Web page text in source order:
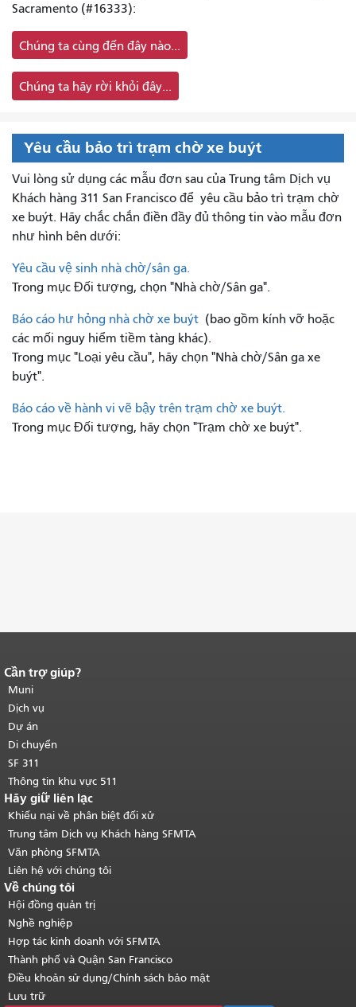
Sacramento (#16333):
Chúng ta cùng đến đây nào...
Chúng ta hãy rời khỏi đây...
Yêu cầu bảo trì trạm chờ xe buýt
Vui lòng sử dụng các mẫu đơn sau của Trung tâm Dịch vụ
Khách hàng 311 San Francisco để yêu cầu bảo trì trạm chờ
xe buýt. Hãy chắc chắn điền đầy đủ thông tin vào mẫu đơn
như hình bên dưới:
Yêu cầu vệ sinh nhà chờ/sân ga.
Trong mục Đối tượng, chọn "Nhà chờ/Sân ga".
Báo cáo hư hỏng nhà chờ xe buýt (bao gồm kính vỡ hoặc
các mối nguy hiểm tiềm tàng khác).
Trong mục "Loại yêu cầu", hãy chọn "Nhà chờ/Sân ga xe
buýt".
Báo cáo về hành vi vẽ bậy trên trạm chờ xe buýt.
Trong mục Đối tượng, hãy chọn "Trạm chờ xe buýt".
Kết thúc nội dung trang.
của trang này được lặp lại trên mọi
trang.Quay lại đầu trang nội dung
chính.
Cần trợ giúp?
Muni
Dịch vụ
Dự án
Di chuyển
SF 311
Thông tin khu vực 511
Hãy giữ liên lạc
Khiếu nại về phân biệt đối xử
Trung tâm Dịch vụ Khách hàng SFMTA
Văn phòng SFMTA
Liên hệ với chúng tôi
Về chúng tôi
Hội đồng quản trị
Nghề nghiệp
Hợp tác kinh doanh với SFMTA
Thành phố và Quận San Francisco
Điều khoản sử dụng/Chính sách bảo mật
Lưu trữ